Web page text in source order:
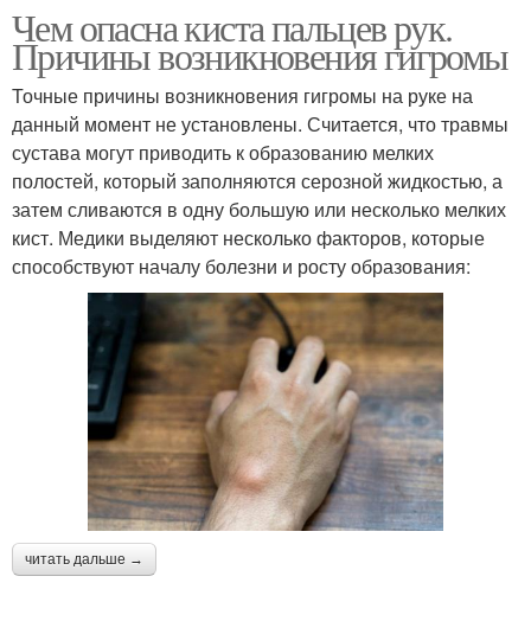
Чем опасна киста пальцев рук.
Причины возникновения гигромы
Точные причины возникновения гигромы на руке на
данный момент не установлены. Считается, что травмы
сустава могут приводить к образованию мелких
полостей, который заполняются серозной жидкостью, а
затем сливаются в одну большую или несколько мелких
кист. Медики выделяют несколько факторов, которые
способствуют началу болезни и росту образования:
читать дальше →